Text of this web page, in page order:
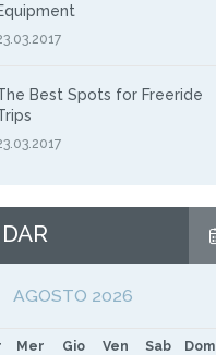
Best Spots for Freeride
AGOSTO 2026
Mer Gio Ven Sab Dom